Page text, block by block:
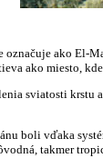
označuje ako El-
ako miesto,
sviatosti
boli vďaka
takmer